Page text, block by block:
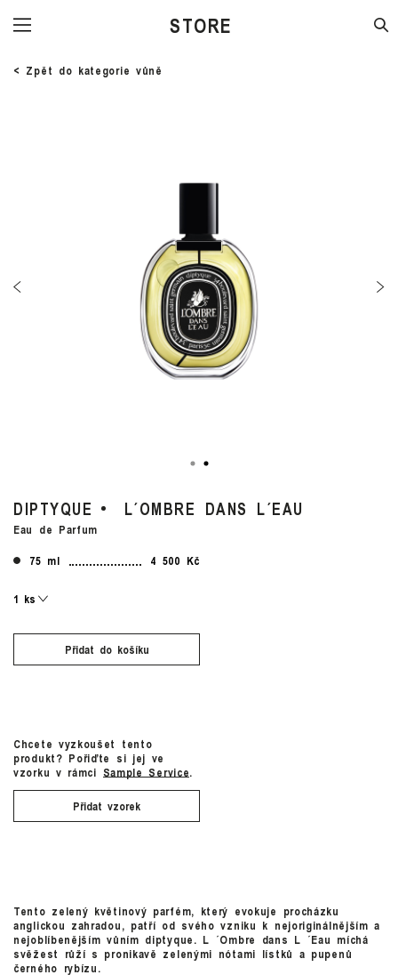
STORE
< Zpět do kategorie vůně
DIPTYQUE L´OMBRE DANS L´EAU
Eau de Parfum
75 ml
4 500 Kč
Přidat do košíku
Chcete vyzkoušet tento
produkt? Pořiďte si jej ve
vzorku v rámci Sample Service.
Přidat vzorek
Tento zelený květinový parfém, který evokuje procházku
anglickou zahradou, patří od svého vzniku k nejoriginálnějším a
nejoblíbenějším vůním diptyque. L ´Ombre dans L ´Eau míchá
svěžest růží s pronikavě zelenými nótami lístků a pupenů
černého rybízu.